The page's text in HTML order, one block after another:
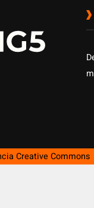
Creative Commons